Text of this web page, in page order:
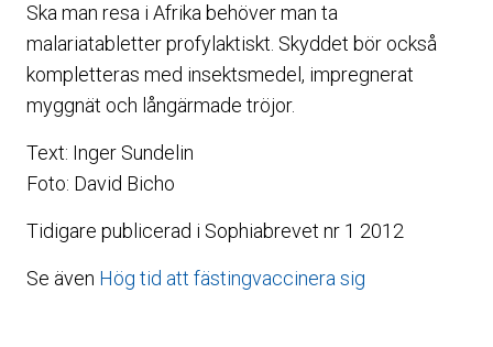
Ska man resa i Afrika behöver man ta
malariatabletter profylaktiskt. Skyddet bör också
kompletteras med insektsmedel, impregnerat
myggnät och långärmade tröjor.
Text: Inger Sundelin
Foto: David Bicho
Tidigare publicerad i Sophiabrevet nr 1 2012
Se även Hög tid att fästingvaccinera sig